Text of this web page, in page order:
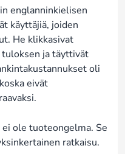
englanninkielisen
käyttäjiä, joiden
He klikkasivat
tuloksen ja täyttivät
oli
eivät
ole tuoteongelma. Se
ratkaisu.